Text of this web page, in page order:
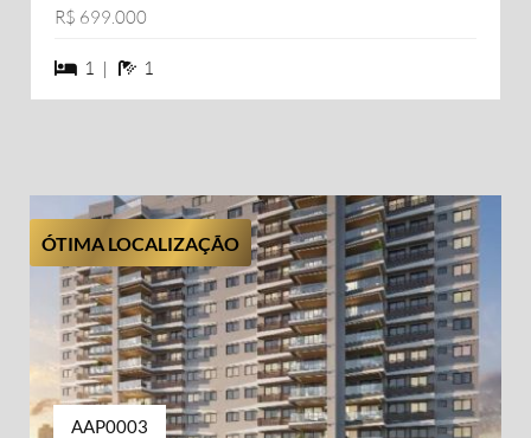
R$ 699.000
1 dormiórios
1 | 1 banheiros
1
ÓTIMA LOCALIZAÇÃO
AAP0003